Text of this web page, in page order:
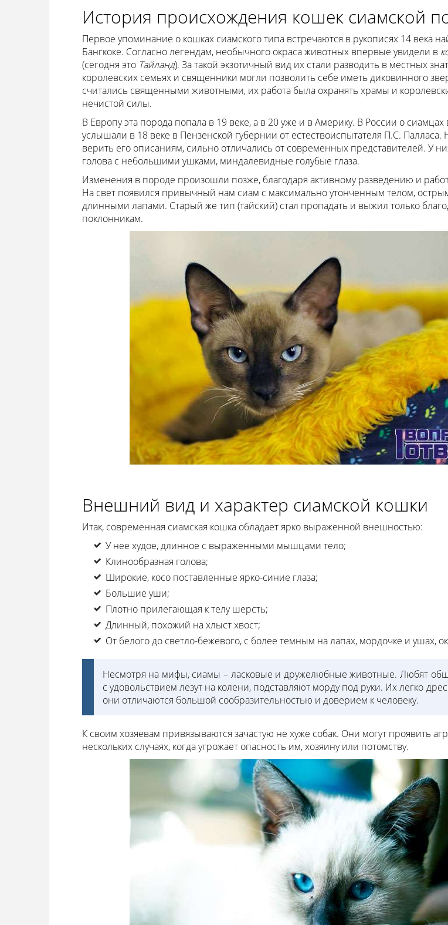
История происхождения кошек сиамской
Первое упоминание о кошках сиамского типа встречаются в рукописях 14 века
Бангкоке. Согласно легендам, необычного окраса животных впервые увидели в
(сегодня это Тайланд). За такой экзотичный вид их стали разводить в местных
королевских семьях и священники могли позволить себе иметь диковинного
считались священными животными, их работа была охранять храмы и
нечистой силы.
В Европу эта порода попала в 19 веке, а в 20 уже и в Америку. В России о
услышали в 18 веке в Пензенской губернии от естествоиспытателя П.С. Палласа.
верить его описаниям, сильно отличались от современных представителей. У
голова с небольшими ушками, миндалевидные голубые глаза.
Изменения в породе произошли позже, благодаря активному разведению и
На свет появился привычный нам сиам с максимально утонченным телом,
длинными лапами. Старый же тип (тайский) стал пропадать и выжил только
поклонникам.
Внешний вид и характер сиамской кошки
Итак, современная сиамская кошка обладает ярко выраженной внешностью:
У нее худое, длинное с выраженными мышцами тело;
Клинообразная голова;
Широкие, косо поставленные ярко-синие глаза;
Большие уши;
Плотно прилегающая к телу шерсть;
Длинный, похожий на хлыст хвост;
От белого до светло-бежевого, с более темным на лапах, мордочке и ушах,
Несмотря на мифы, сиамы – ласковые и дружелюбные животные. Любят
с удовольствием лезут на колени, подставляют морду под руки. Их легко
они отличаются большой сообразительностью и доверием к человеку.
К своим хозяевам привязываются зачастую не хуже собак. Они могут проявить
нескольких случаях, когда угрожает опасность им, хозяину или потомству.